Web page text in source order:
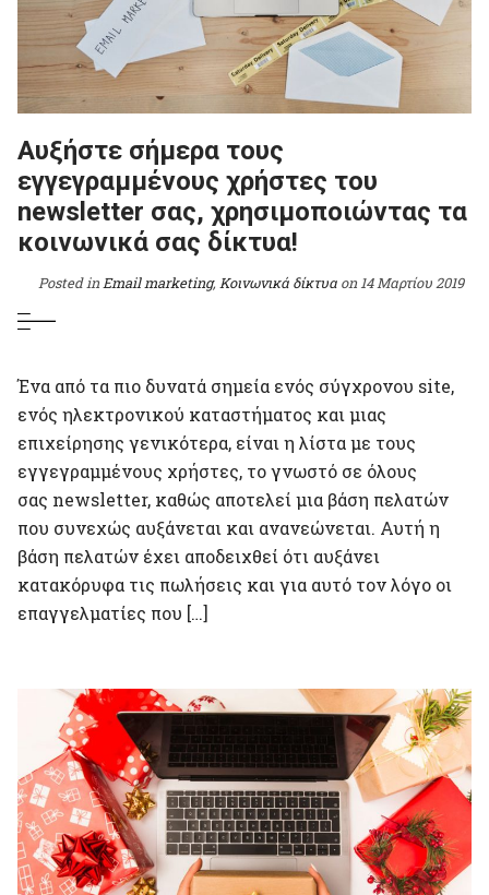
Αυξήστε σήμερα τους
εγγεγραμμένους χρήστες του
newsletter σας, χρησιμοποιώντας τα
κοινωνικά σας δίκτυα!
Posted inEmail marketing, Κοινωνικά δίκτυα on 14 Μαρτίου 2019
Ένα από τα πιο δυνατά σημεία ενός σύγχρονου site,
ενός ηλεκτρονικού καταστήματος και μιας
επιχείρησης γενικότερα, είναι η λίστα με τους
εγγεγραμμένους χρήστες, το γνωστό σε όλους
σας newsletter, καθώς αποτελεί μια βάση πελατών
που συνεχώς αυξάνεται και ανανεώνεται. Αυτή η
βάση πελατών έχει αποδειχθεί ότι αυξάνει
κατακόρυφα τις πωλήσεις και για αυτό τον λόγο οι
επαγγελματίες που […]